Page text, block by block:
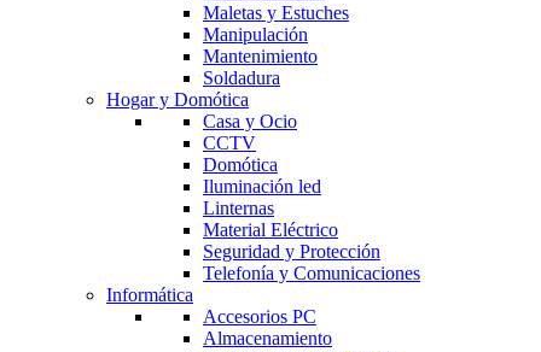
Maletas y Estuches
Manipulación
Mantenimiento
Soldadura
Hogar y Domótica
Casa y Ocio
CCTV
Domótica
Iluminación led
Linternas
Material Eléctrico
Seguridad y Protección
Telefonía y Comunicaciones
Informática
Accesorios PC
Almacenamiento